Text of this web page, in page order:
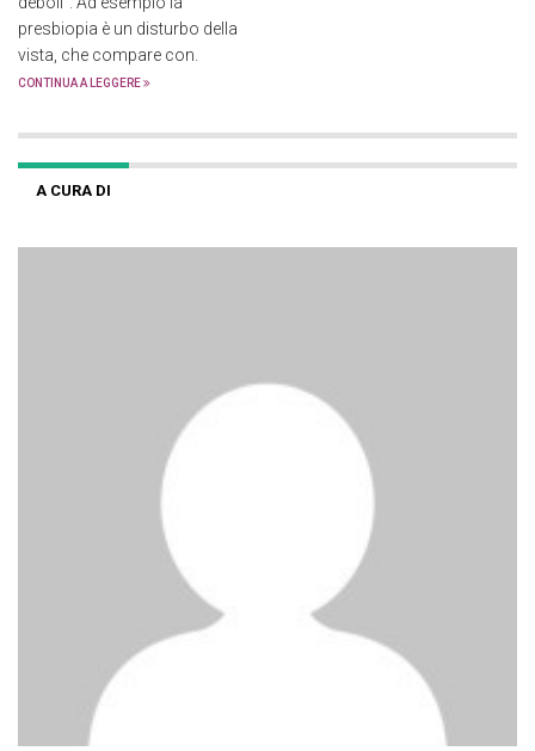
presbiopia è un disturbo della
vista, che compare con.
CONTINUA A LEGGERE
A CURA DI